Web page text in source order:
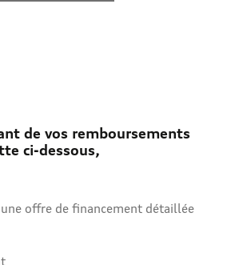
de vos remboursements
ci-dessous,
offre de financement détaillée